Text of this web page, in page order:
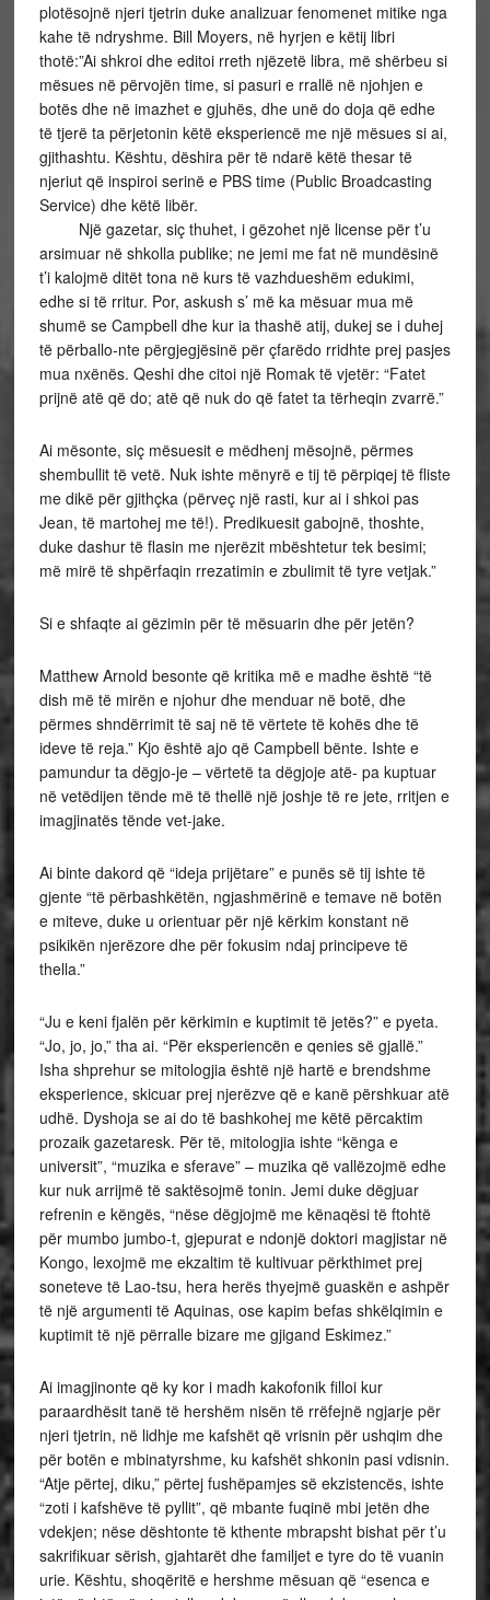
plotësojnë njeri tjetrin duke analizuar fenomenet mitike nga
kahe të ndryshme. Bill Moyers, në hyrjen e këtij libri
thotë:”Ai shkroi dhe editoi rreth njëzetë libra, më shërbeu si
mësues në përvojën time, si pasuri e rrallë në njohjen e
botës dhe në imazhet e gjuhës, dhe unë do doja që edhe
të tjerë ta përjetonin këtë eksperiencë me një mësues si ai,
gjithashtu. Kështu, dëshira për të ndarë këtë thesar të
njeriut që inspiroi serinë e PBS time (Public Broadcasting
Service) dhe këtë libër.
Një gazetar, siç thuhet, i gëzohet një license për t’u
arsimuar në shkolla publike; ne jemi me fat në mundësinë
t’i kalojmë ditët tona në kurs të vazhdueshëm edukimi,
edhe si të rritur. Por, askush s’ më ka mësuar mua më
shumë se Campbell dhe kur ia thashë atij, dukej se i duhej
të përballo-nte përgjegjësinë për çfarëdo rridhte prej pasjes
mua nxënës. Qeshi dhe citoi një Romak të vjetër: “Fatet
prijnë atë që do; atë që nuk do që fatet ta tërheqin zvarrë.”
Ai mësonte, siç mësuesit e mëdhenj mësojnë, përmes
shembullit të vetë. Nuk ishte mënyrë e tij të përpiqej të fliste
me dikë për gjithçka (përveç një rasti, kur ai i shkoi pas
Jean, të martohej me të!). Predikuesit gabojnë, thoshte,
duke dashur të flasin me njerëzit mbështetur tek besimi;
më mirë të shpërfaqin rrezatimin e zbulimit të tyre vetjak.”
Si e shfaqte ai gëzimin për të mësuarin dhe për jetën?
Matthew Arnold besonte që kritika më e madhe është “të
dish më të mirën e njohur dhe menduar në botë, dhe
përmes shndërrimit të saj në të vërtete të kohës dhe të
ideve të reja.” Kjo është ajo që Campbell bënte. Ishte e
pamundur ta dëgjo-je – vërtetë ta dëgjoje atë- pa kuptuar
në vetëdijen tënde më të thellë një joshje të re jete, rritjen e
imagjinatës tënde vet-jake.
Ai binte dakord që “ideja prijëtare” e punës së tij ishte të
gjente “të përbashkëtën, ngjashmërinë e temave në botën
e miteve, duke u orientuar për një kërkim konstant në
psikikën njerëzore dhe për fokusim ndaj principeve të
thella.”
“Ju e keni fjalën për kërkimin e kuptimit të jetës?” e pyeta.
“Jo, jo, jo,” tha ai. “Për eksperiencën e qenies së gjallë.”
Isha shprehur se mitologjia është një hartë e brendshme
eksperience, skicuar prej njerëzve që e kanë përshkuar atë
udhë. Dyshoja se ai do të bashkohej me këtë përcaktim
prozaik gazetaresk. Për të, mitologjia ishte “kënga e
universit”, “muzika e sferave” – muzika që vallëzojmë edhe
kur nuk arrijmë të saktësojmë tonin. Jemi duke dëgjuar
refrenin e këngës, “nëse dëgjojmë me kënaqësi të ftohtë
për mumbo jumbo-t, gjepurat e ndonjë doktori magjistar në
Kongo, lexojmë me ekzaltim të kultivuar përkthimet prej
soneteve të Lao-tsu, hera herës thyejmë guaskën e ashpër
të një argumenti të Aquinas, ose kapim befas shkëlqimin e
kuptimit të një përralle bizare me gjigand Eskimez.”
Ai imagjinonte që ky kor i madh kakofonik filloi kur
paraardhësit tanë të hershëm nisën të rrëfejnë ngjarje për
njeri tjetrin, në lidhje me kafshët që vrisnin për ushqim dhe
për botën e mbinatyrshme, ku kafshët shkonin pasi vdisnin.
“Atje përtej, diku,” përtej fushëpamjes së ekzistencës, ishte
“zoti i kafshëve të pyllit”, që mbante fuqinë mbi jetën dhe
vdekjen; nëse dështonte të kthente mbrapsht bishat për t’u
sakrifikuar sërish, gjahtarët dhe familjet e tyre do të vuanin
urie. Kështu, shoqëritë e hershme mësuan që “esenca e